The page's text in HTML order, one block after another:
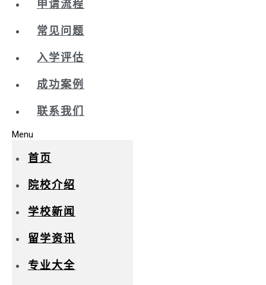
申请流程
常见问题
入学评估
成功案例
联系我们
Menu
首页
院校介绍
学校新闻
留学资讯
专业大全